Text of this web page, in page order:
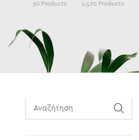
30 Products 1,570 Products